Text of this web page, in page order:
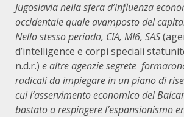
Jugoslavia nella sfera d’influenza
occidentale quale avamposto del
Nello stesso periodo, CIA, MI6, SAS
d’intelligence e corpi speciali
n.d.r.) e altre agenzie segrete
radicali da impiegare in un piano di
cui l’asservimento economico dei
bastato a respingere l’espansionismo